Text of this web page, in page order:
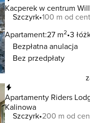
Kacperek w centrum
Szczyrk 100 m od
Apartament:27 m2 3
Bezpłatna anulacja
Bez przedpłaty
Apartamenty Riders
Kalinowa
Szczyrk 200 m od